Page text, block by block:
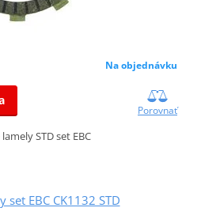
Na objednávku
Porovnať
STD set EBC
set EBC CK1132 STD